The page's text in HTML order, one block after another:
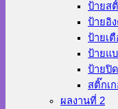
ป้ายส
ป้ายอิ
ป้ายเ
ป้ายแ
ป้ายปิ
สติ๊กเ
ผลงานที่ 2